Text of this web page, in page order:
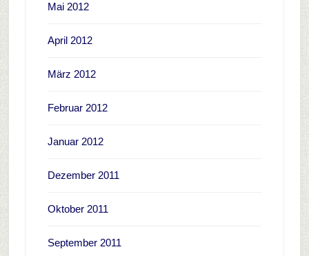
Mai 2012
April 2012
März 2012
Februar 2012
Januar 2012
Dezember 2011
Oktober 2011
September 2011